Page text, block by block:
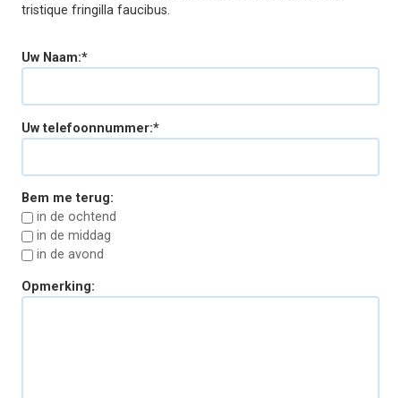
tristique fringilla faucibus.
Uw Naam:*
Uw telefoonnummer:*
Bem me terug:
in de ochtend
in de middag
in de avond
Opmerking: